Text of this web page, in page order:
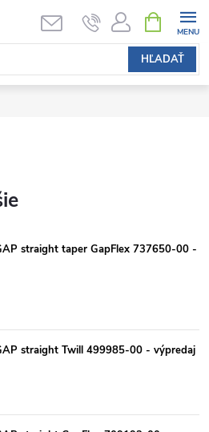
HĽADAŤ
KOŠÍK
straight taper GapFlex 737650-00 -
straight Twill 499985-00 - výpredaj